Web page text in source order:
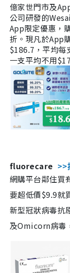
億家世門市及
公司研發的
App限定優惠，
折。現凡於App
$186.7，平均每
一支平均不用
fluorecare >>
網購平台鄰住買
要超低價$9.9就
新型冠狀病毒抗
及Omicorn病毒